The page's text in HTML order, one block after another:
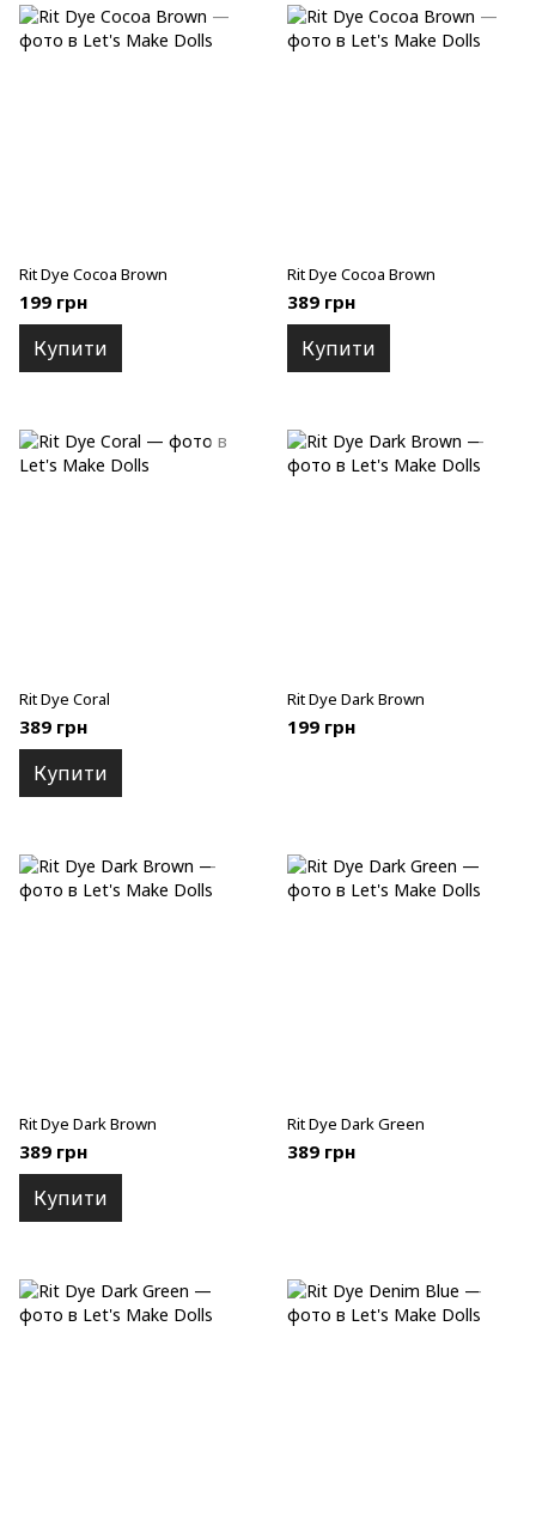
Rit Dye Cocoa Brown
199 грн
Купити
Rit Dye Cocoa Brown
389 грн
Купити
Rit Dye Coral
389 грн
Купити
Rit Dye Dark Brown
199 грн
Rit Dye Dark Brown
389 грн
Купити
Rit Dye Dark Green
389 грн